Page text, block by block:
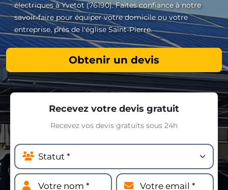
électriques à Yvetot (76190). Faites confiance à notre
savoir-faire pour équiper votre domicile ou votre
entreprise, près de l'église Saint-Pierre.
Obtenir un devis
Recevez votre devis gratuit
Recevez vos devis gratuits sous 24h